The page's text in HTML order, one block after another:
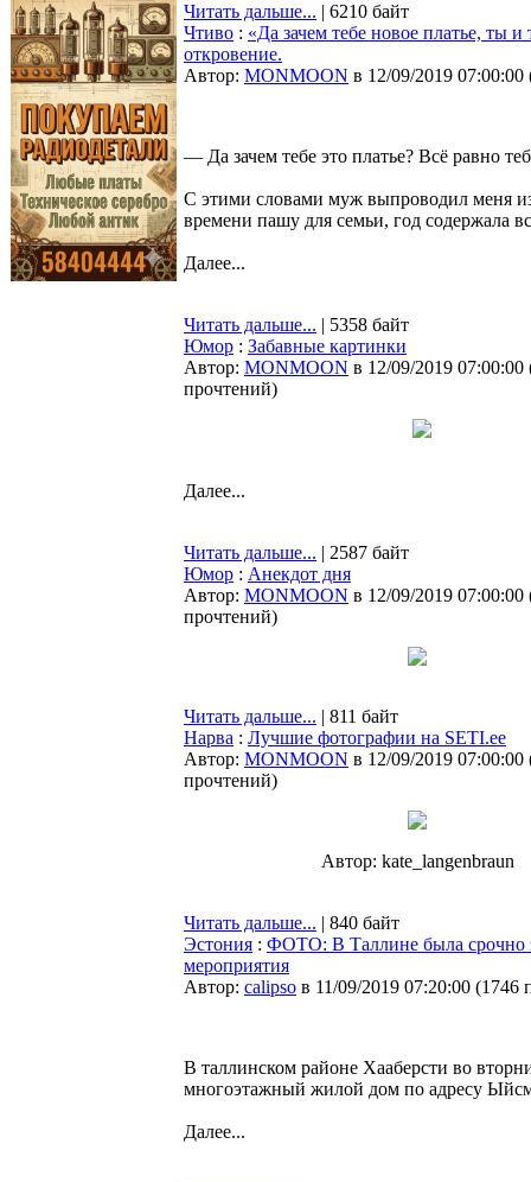
Читать дальше... | 6210 байт
Чтиво : «Да зачем тебе новое платье, ты
откровение.
Автор: MONMOON в 12/09/2019 07:00:00
— Да зачем тебе это платье? Всё равно
С этими словами муж выпроводил меня
времени пашу для семьи, год содержала
Далее...
Читать дальше... | 5358 байт
Юмор : Забавные картинки
Автор: MONMOON в 12/09/2019 07:00:00
прочтений)
Далее...
Читать дальше... | 2587 байт
Юмор : Анекдот дня
Автор: MONMOON в 12/09/2019 07:00:00
прочтений)
Читать дальше... | 811 байт
Нарва : Лучшие фотографии на SETI.ee
Автор: MONMOON в 12/09/2019 07:00:00
прочтений)
Автор: kate_langenbraun
Читать дальше... | 840 байт
Эстония : ФОТО: В Таллине была срочно
мероприятия
Автор: calipso в 11/09/2019 07:20:00 (1746
В таллинском районе Хааберсти во
многоэтажный жилой дом по адресу
Далее...